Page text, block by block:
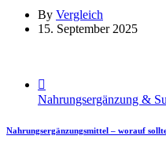
By Vergleich
15. September 2025
Nahrungsergänzung &
Nahrungsergänzungsmittel – worauf